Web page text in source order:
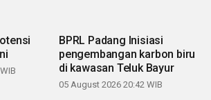
BPRL Padang Inisiasi
pengembangan karbon biru
di kawasan Teluk Bayur
05 August 2026 20:42 WIB